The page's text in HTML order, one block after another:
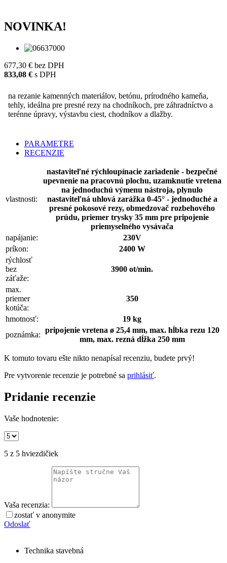
NOVINKA!
677,30 € bez DPH
833,08 € s DPH
na rezanie kamenných materiálov, betónu, prírodného kameňa,
tehly, ideálna pre presné rezy na chodníkoch, pre záhradníctvo a
terénne úpravy, výstavbu ciest, chodníkov a dlažby.
PARAMETRE
RECENZIE
vlastnosti:
nastaviteľné rýchloupínacie zariadenie - bezpečné
upevnenie na pracovnú plochu, uzamknutie vretena
na jednoduchú výmenu nástroja, plynulo
nastaviteľná uhlová zarážka 0-45° - jednoduché a
presné pokosové rezy, obmedzovač rozbehového
prúdu, priemer trysky 35 mm pre pripojenie
priemyselného vysávača
napájanie:
230V
príkon:
2400 W
rýchlosť
bez
záťaže:
3900 ot/min.
max.
priemer
kotúča:
350
hmotnosť:
19 kg
poznámka:
pripojenie vretena ø 25,4 mm, max. hĺbka rezu 120
mm, max. rezná dĺžka 250 mm
K tomuto tovaru ešte nikto nenapísal recenziu, budete prvý!
Pre vytvorenie recenzie je potrebné sa prihlásiť.
Pridanie recenzie
Vaše hodnotenie:
5 z 5 hviezdičiek
Vaša recenzia:
zostať v anonymite
Odoslať
Technika stavebná